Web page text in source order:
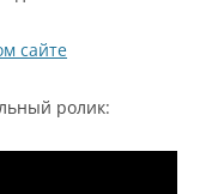
сайте
ролик: